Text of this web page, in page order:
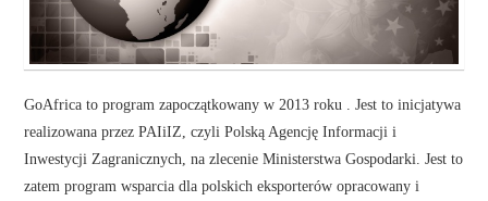
GoAfrica to program zapoczątkowany w 2013 roku . Jest to inicjatywa
realizowana przez PAIiIZ, czyli Polską Agencję Informacji i
Inwestycji Zagranicznych, na zlecenie Ministerstwa Gospodarki. Jest to
zatem program wsparcia dla polskich eksporterów opracowany i